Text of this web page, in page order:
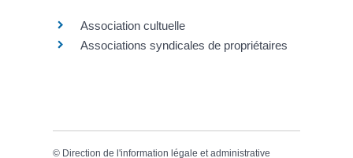
Association cultuelle
Associations syndicales de propriétaires
© Direction de l'information légale et administrative